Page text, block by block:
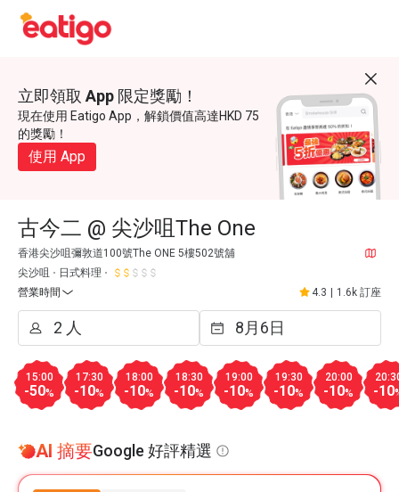
立即領取 App 限定獎勵！
現在使用 Eatigo App，解鎖價值高達HKD 75
的獎勵！
使用 App
古今二 @ 尖沙咀The One
香港尖沙咀彌敦道100號The ONE 5樓502號舖
尖沙咀
日式料理
營業時間
4.3 1.6k 訂座
15:00
-50%
17:30
-10%
18:00
-10%
18:30
-10%
19:00
-10%
19:30
-10%
20:00
-10% -10
AI 摘要Google 好評精選